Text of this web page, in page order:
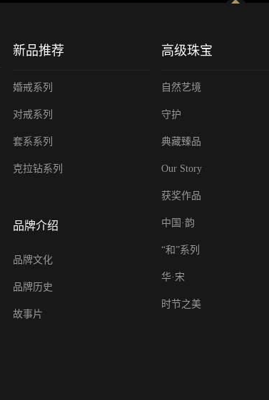
新品推荐
婚戒系列
对戒系列
套系系列
克拉钻系列
品牌介绍
品牌文化
品牌历史
故事片
高级珠宝
自然艺境
守护
典藏臻品
Our Story
获奖作品
中国·韵
“和”系列
华·宋
时节之美